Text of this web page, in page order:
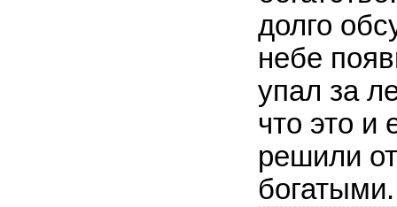
долго
небе
упал за
что это и
решили
богатыми.